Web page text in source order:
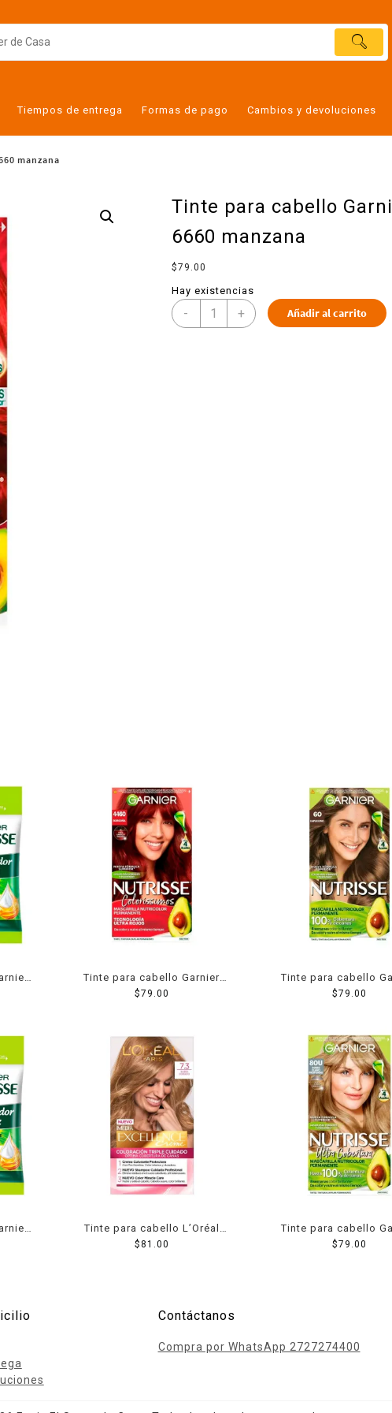
Tiempos de entrega Formas de pago Cambios y devoluciones
manzana
Tinte para cabello
6660 manzana
$79.00
Hay existencias
- + Añadir al carrito
Tinte para cabello Garnier
Nutrisse coloríssimos 4460
$79.00
Tinte para cabello
Nutrisse 60
$79.00
Tinte para cabello L’Oréal
Imédia Excellence creme 7.3
$ 81.00
Tinte para cabello
Nutrisse ultra
$79.00
Contáctanos
Compra por WhatsApp 2727274400